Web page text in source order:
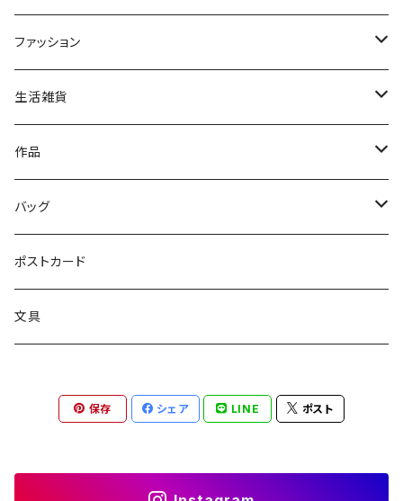
ファッション
トップス
ファッション雑貨
生活雑貨
文具
作品
読み物
絵画
バッグ
トートバッグ
サコッシュ
ポストカード
文具
保存 シェア LINE ポスト